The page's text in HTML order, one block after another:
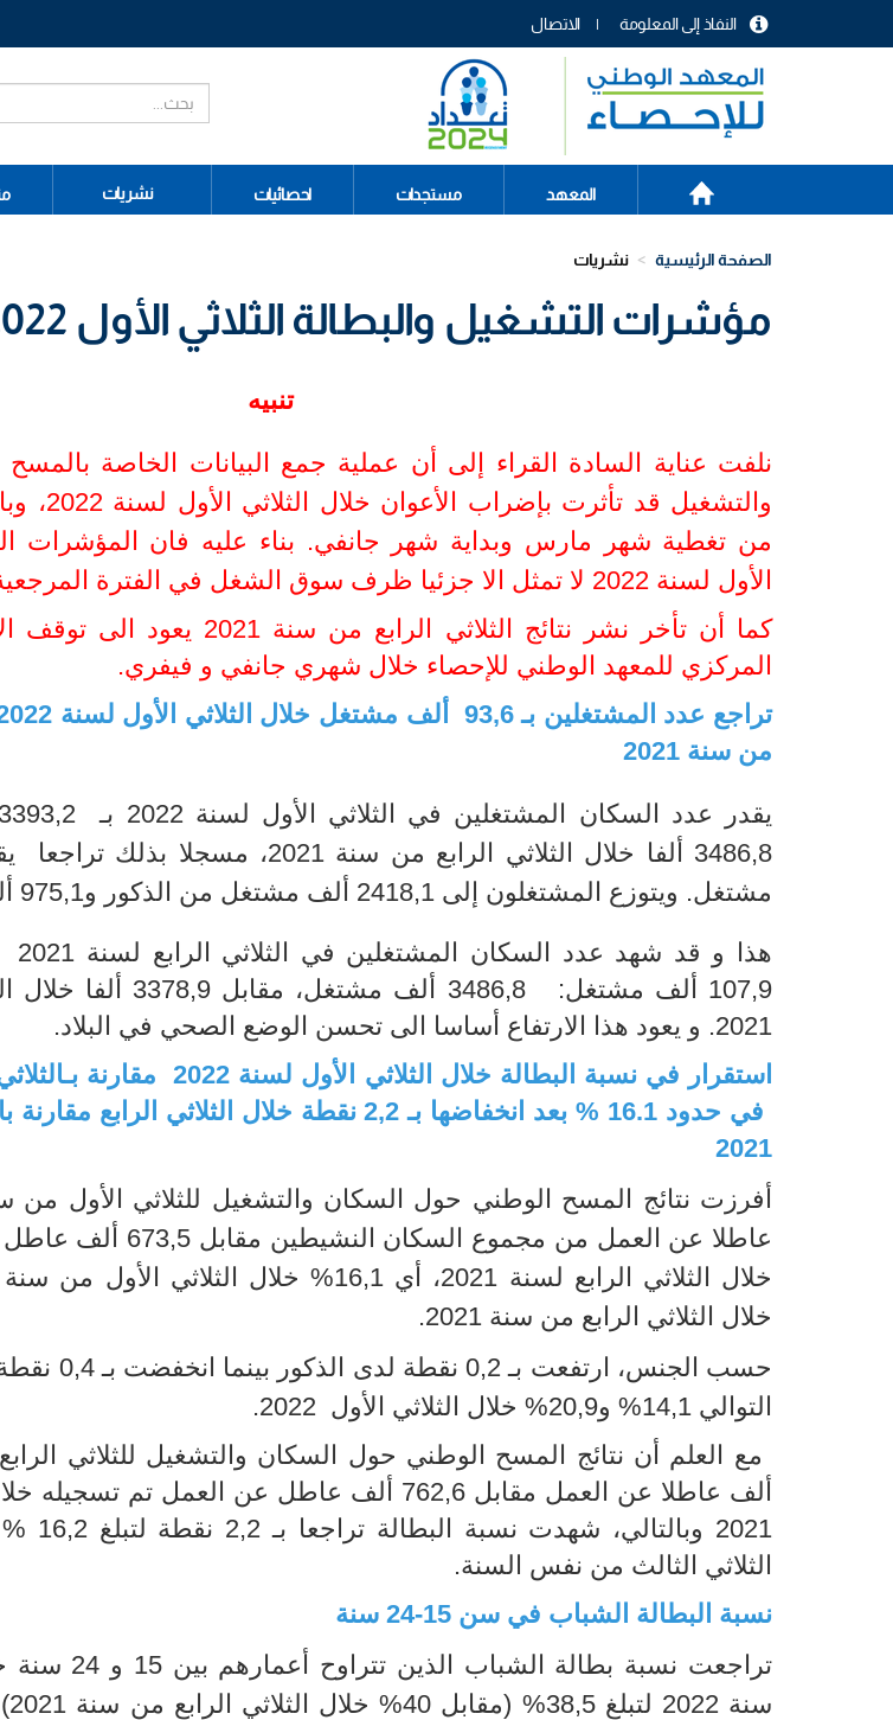
menu
header
الاتصال النفاذ إلى المعلومة
Main
navigation
الرئيسية
المعهد مستجدات احصائيات نشريات
الصفحة الرئيسية نشريات
مؤشرات التشغيل والبطالة الثلاثي الأول 2022
تنبيه
نلفت عناية السادة القراء إلى أن عملية جمع البيانات الخاصة
والتشغيل قد تأثرت بإضراب الأعوان خلال الثلاثي الأول لسنة 2022،
من تغطية شهر مارس وبداية شهر جانفي. بناء عليه فان المؤشرات
الأول لسنة 2022 لا تمثل الا جزئيا ظرف سوق الشغل في الفترة المرجعية
كما
أن تأخر نشر نتائج الثلاثي الرابع
المركزي للمعهد الوطني للإحصاء خلال شهري جانفي و فيفري.
تراجع عدد المشتغلين بـ93,6
من سنة 2021
يقدر عدد السكان المشتغلين في الثلاثي الأول لسنة 2022 بـ 3393,2 ألف مشتغل، مقاب
مشتغل. ويتوزع المشتغلون إلى 2418,1 ألف مشتغل من الذكور و975,1 ألفا من الإناث
هذا و قد شهد عدد السكان المشتغلين في الثلاثي الرابع لسنة
107,9 ألف مشتغل: 3486,8 ألف مشتغل، مقابل
3378,9 ألفا
2021. و يعود هذا الارتفاع أساسا الى تحسن الوضع الصحي في البلاد.
في حدود 16.1 % بعد انخفاضها بـ
2,2 نقطة خلال الثلاثي الرابع
2021
أفرزت نتائج المسح الوطني حول السكان والتشغيل للثلاثي الأول
عاطلا عن العمل من مجموع السكان النشيطين مقابل 673,5
ألف عاطل
خلال الثلاثي الرابع لسنة 2021
، أي 16,1 % خلال الثلاثي الأول من سنة 2022 مقابل 16,2
خلال الثلاثي الرابع من سنة 2021
.
حسب الجنس، ارتفعت
بـ 0,2 نقطة
التوالي 14,1
% و20,9 % خلال الثلاثي الأول 2022.
مع العلم أن نتائج المسح الوطني حول السكان والتشغيل للثلاثي الرابع
ألف عاطلا عن العمل مقابل 762,6
ألف عاطل عن العمل تم تسجيله خلال
2021 وبالتالي، شهدت نسبة البطالة تراجعا بـ 2 ,2 نقطة لتبلغ 16,2
الثلاثي الثالث من نفس السنة.
نسبة البطالة الشباب في سن 15-24 سنة
تراجعت
نسبة بطالة
سنة 2022 لتبلغ 38,5%
)مقابل 40% خلال الثلاثي الرابع من سنة 2021 (